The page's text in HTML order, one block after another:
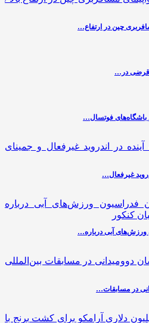
چین در ارتفاع…
باشگاه‌های فوتسال…
غیرفعال…
ورزش‌های آبی درباره…